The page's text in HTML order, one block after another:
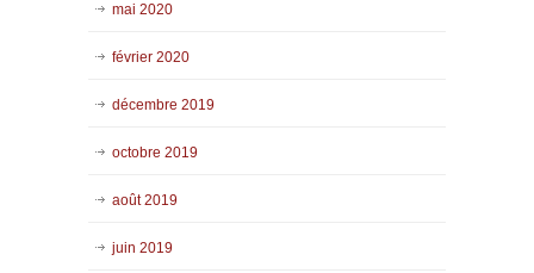
mai 2020
février 2020
décembre 2019
octobre 2019
août 2019
juin 2019